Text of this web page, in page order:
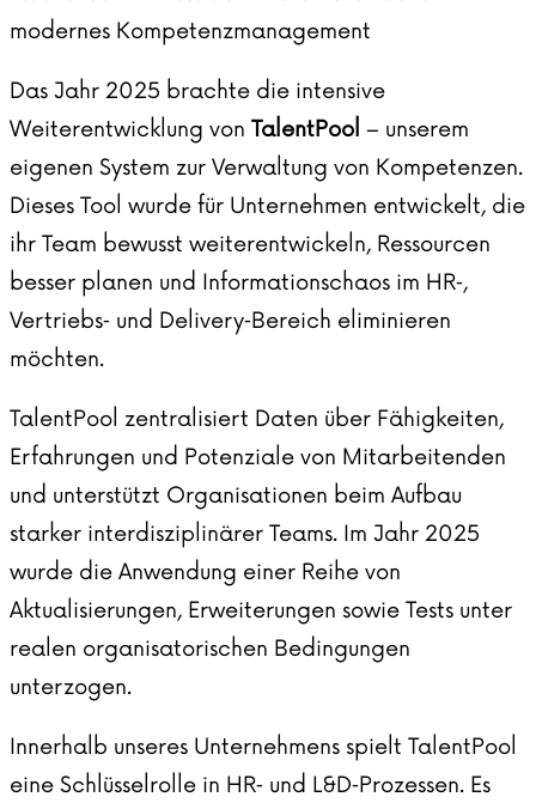
modernes Kompetenzmanagement
Das Jahr 2025 brachte die intensive
Weiterentwicklung von TalentPool – unserem
eigenen System zur Verwaltung von Kompetenzen.
Dieses Tool wurde für Unternehmen entwickelt, die
ihr Team bewusst weiterentwickeln, Ressourcen
besser planen und Informationschaos im HR‑,
Vertriebs‑ und Delivery‑Bereich eliminieren
möchten.
TalentPool zentralisiert Daten über Fähigkeiten,
Erfahrungen und Potenziale von Mitarbeitenden
und unterstützt Organisationen beim Aufbau
starker interdisziplinärer Teams. Im Jahr 2025
wurde die Anwendung einer Reihe von
Aktualisierungen, Erweiterungen sowie Tests unter
realen organisatorischen Bedingungen
unterzogen.
Innerhalb unseres Unternehmens spielt TalentPool
eine Schlüsselrolle in HR‑ und L&D‑Prozessen. Es